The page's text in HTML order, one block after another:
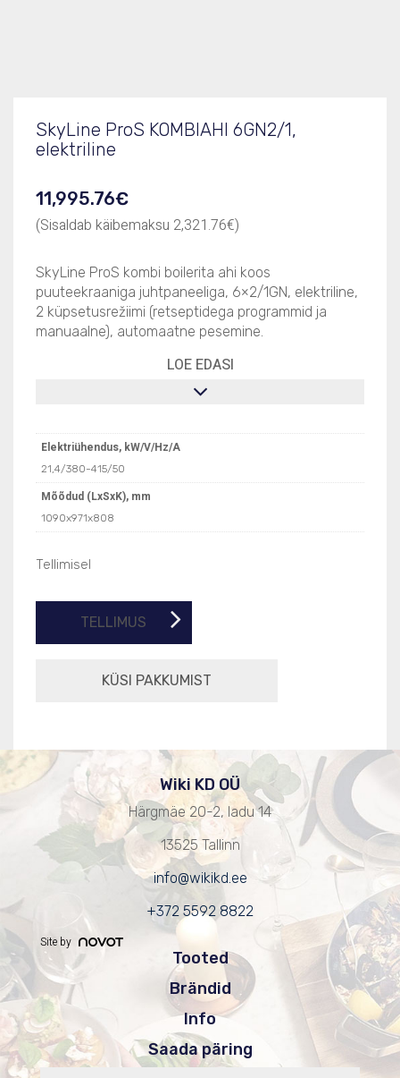
SkyLine ProS KOMBIAHI 6GN2/1,
elektriline
11,995.76€
(Sisaldab käibemaksu 2,321.76€)
SkyLine ProS kombi boilerita ahi koos
puuteekraaniga juhtpaneeliga, 6×2/1GN, elektriline,
2 küpsetusrežiimi (retseptidega programmid ja
manuaalne), automaatne pesemine.
LOE EDASI
Elektriühendus, kW/V/Hz/A
21,4/380-415/50
Mõõdud (LxSxK), mm
1090x971x808
Tellimisel
TELLIMUS
Wiki KD OÜ
Härgmäe 20-2, ladu 14
13525 Tallinn
info@wikikd.ee
+372 5592 8822
Site by
Tooted
Brändid
Info
Saada päring